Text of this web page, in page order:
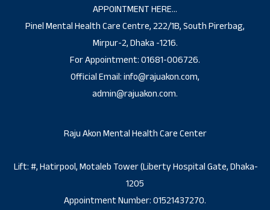
APPOINTMENT HERE…
Pinel Mental Health Care Centre, 222/1B, South Pirerbag,
Mirpur-2, Dhaka -1216.
For Appointment: 01681-006726.
Official Email: info@rajuakon.com,
admin@rajuakon.com.
Raju Akon Mental Health Care Center
Lift: #, Hatirpool, Motaleb Tower (Liberty Hospital Gate, Dhaka-
1205
Appointment Number: 01521437270.